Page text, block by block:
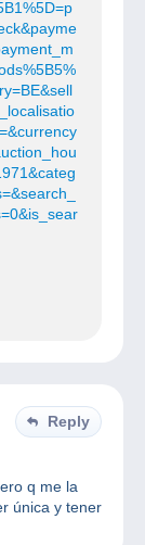
Reply
q me la
única y tener